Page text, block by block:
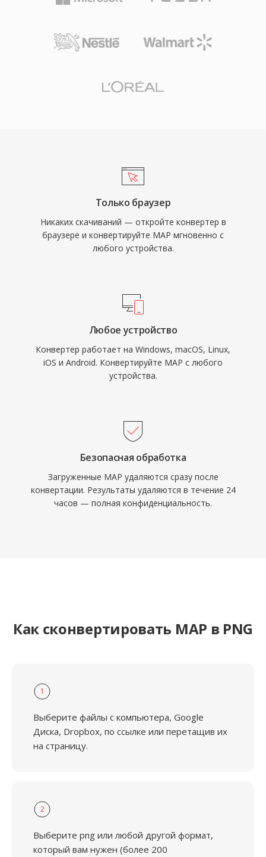
Только браузер
Никаких скачиваний — откройте конвертер в
браузере и конвертируйте MAP мгновенно с
любого устройства.
Любое устройство
Конвертер работает на Windows, macOS, Linux,
iOS и Android. Конвертируйте MAP с любого
устройства.
Безопасная обработка
Загруженные MAP удаляются сразу после
конвертации. Результаты удаляются в течение 24
часов — полная конфиденциальность.
Как сконвертировать MAP в PNG
1
Выберите файлы с компьютера, Google
Диска, Dropbox, по ссылке или перетащив их
на страницу.
2
Выберите png или любой другой формат,
который вам нужен (более 200